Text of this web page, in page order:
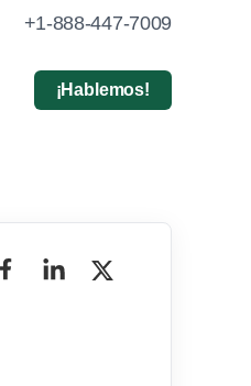
+1-888-447-7009
¡Hablemos!